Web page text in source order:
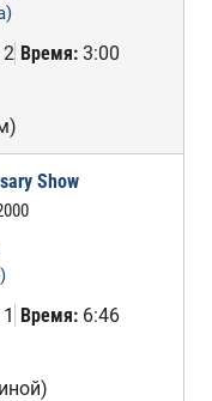
Время:3:00
Show
Время:6:46